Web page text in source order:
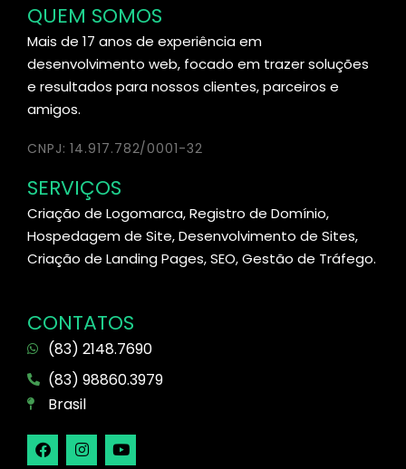
QUEM SOMOS
Mais de 17 anos de experiência em
desenvolvimento web, focado em trazer soluções
e resultados para nossos clientes, parceiros e
amigos.
CNPJ: 14.917.782/0001-32
SERVIÇOS
Criação de Logomarca, Registro de Domínio,
Hospedagem de Site, Desenvolvimento de Sites,
Criação de Landing Pages, SEO, Gestão de Tráfego.
CONTATOS
(83) 2148.7690
(83) 98860.3979
Brasil